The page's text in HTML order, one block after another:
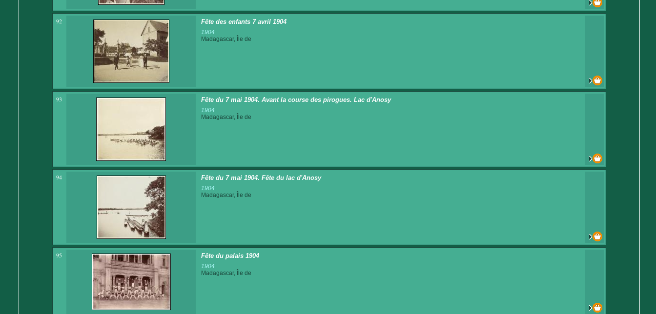
92 Fête des enfants 7 avril 1904
1904
Madagascar, Île de
93 Fête du 7 mai 1904. Avant la course des pirogues. Lac d'Anosy
1904
Madagascar, Île de
94 Fête du 7 mai 1904. Fête du lac d'Anosy
1904
Madagascar, Île de
95 Fête du palais 1904
1904
Madagascar, Île de